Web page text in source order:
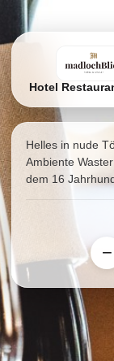
Hotel
Helles in nude
Ambiente
dem 16
−